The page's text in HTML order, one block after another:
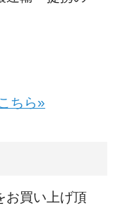
ちら»
買い上げ頂